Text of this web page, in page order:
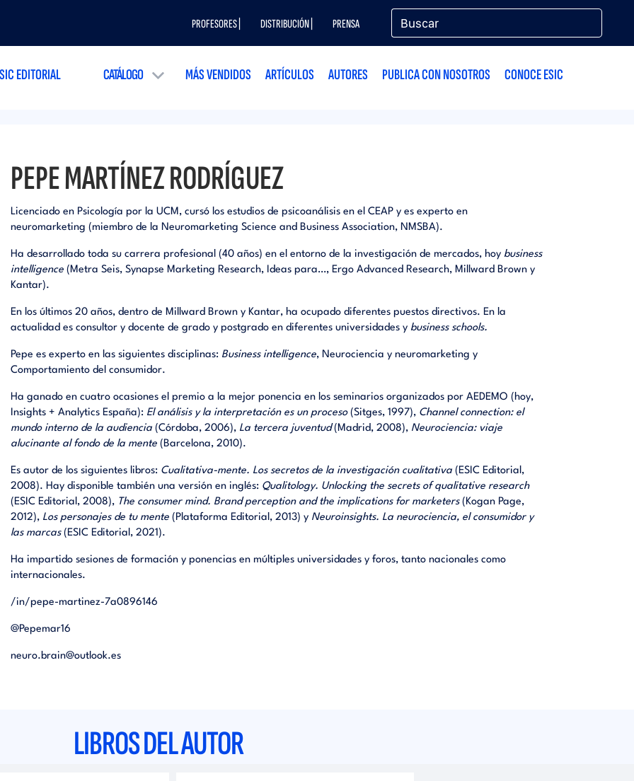
PROFESORES | DISTRIBUCIÓN | PRENSA
EDITORIAL CATÁLOGO MÁS VENDIDOS ARTÍCULOS AUTORES PUBLICA CON NOSOTROS CONOCE ESIC
PEPE MARTÍNEZ RODRÍGUEZ
Licenciado en Psicología por la UCM, cursó los estudios de psicoanálisis en el CEAP y es experto en
neuromarketing (miembro de la Neuromarketing Science and Business Association, NMSBA).
Ha desarrollado toda su carrera profesional (40 años) en el entorno de la investigación de mercados, hoy business
intelligence(Metra Seis, Synapse Marketing Research, Ideas para…, Ergo Advanced Research, Millward Brown y
Kantar).
En los últimos 20 años, dentro de Millward Brown y Kantar, ha ocupado diferentes puestos directivos. En la
actualidad es consultor y docente de grado y postgrado en diferentes universidades y business schools.
Pepe es experto en las siguientes disciplinas: Business intelligence, Neurociencia y neuromarketing y
Comportamiento del consumidor.
Ha ganado en cuatro ocasiones el premio a la mejor ponencia en los seminarios organizados por AEDEMO (hoy,
Insights + Analytics España): El análisis y la interpretación es un proceso(Sitges, 1997), Channel connection: el
mundo interno de la audiencia(Córdoba, 2006), La tercera juventud(Madrid, 2008), Neurociencia: viaje
alucinante al fondo de la mente(Barcelona, 2010).
Es autor de los siguientes libros: Cualitativa-mente. Los secretos de la investigación cualitativa(ESIC Editorial,
2008). Hay disponible también una versión en inglés: Qualitology. Unlocking the secrets of qualitative research
(ESIC Editorial, 2008), The consumer mind. Brand perception and the implications for marketers (Kogan Page,
2012), Los personajes de tu mente (Plataforma Editorial, 2013) y Neuroinsights. La neurociencia, el consumidor y
las marcas (ESIC Editorial, 2021).
Ha impartido sesiones de formación y ponencias en múltiples universidades y foros, tanto nacionales como
internacionales.
/in/pepe-martinez-7a0896146
@Pepemar16
neuro.brain@outlook.es
LIBROS DEL AUTOR